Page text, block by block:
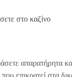
στο καζίνο
απαρατήρητα
επικρατεί στα